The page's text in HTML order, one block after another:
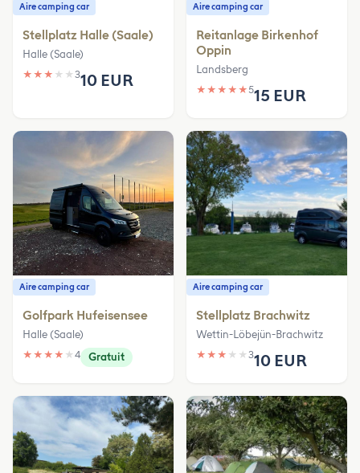
Aire camping car
Stellplatz Halle (Saale)
Halle (Saale)
★ ★ ★ ★ ★ 310 EUR
Aire camping car
Reitanlage Birkenhof
Oppin
Landsberg
★ ★ ★ ★ ★515 EUR
Aire camping car
Golfpark Hufeisensee
Halle (Saale)
★ ★ ★ ★ ★ 4 Gratuit
Aire camping car
Stellplatz Brachwitz
Wettin-Löbejün-Brachwitz
★ ★ ★ ★ ★ 310 EUR